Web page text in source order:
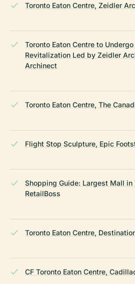
Toronto Eaton Centre, Zeidler
Toronto Eaton Centre to
Revitalization Led by Zeidler
Archinect
Toronto Eaton Centre, The
Flight Stop Sculpture, Epic
Shopping Guide: Largest Mall in
RetailBoss
Toronto Eaton Centre,
CF Toronto Eaton Centre,